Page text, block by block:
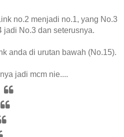
no.2 menjadi no.1, yang No.3
jadi No.3 dan seterusnya.
anda di urutan bawah (No.15).
jadi mcm nie....